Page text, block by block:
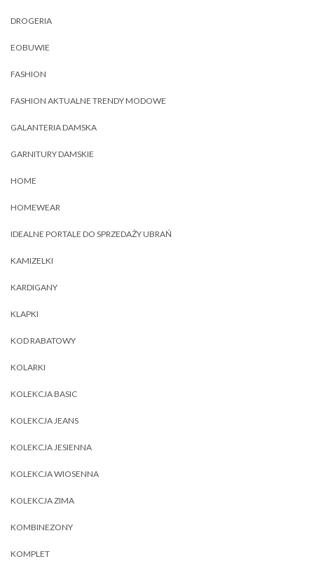
DROGERIA
EOBUWIE
FASHION
FASHION AKTUALNE TRENDY MODOWE
GALANTERIA DAMSKA
GARNITURY DAMSKIE
HOME
HOMEWEAR
IDEALNE PORTALE DO SPRZEDAŻY UBRAŃ
KAMIZELKI
KARDIGANY
KLAPKI
KOD RABATOWY
KOLARKI
KOLEKCJA BASIC
KOLEKCJA JEANS
KOLEKCJA JESIENNA
KOLEKCJA WIOSENNA
KOLEKCJA ZIMA
KOMBINEZONY
KOMPLET